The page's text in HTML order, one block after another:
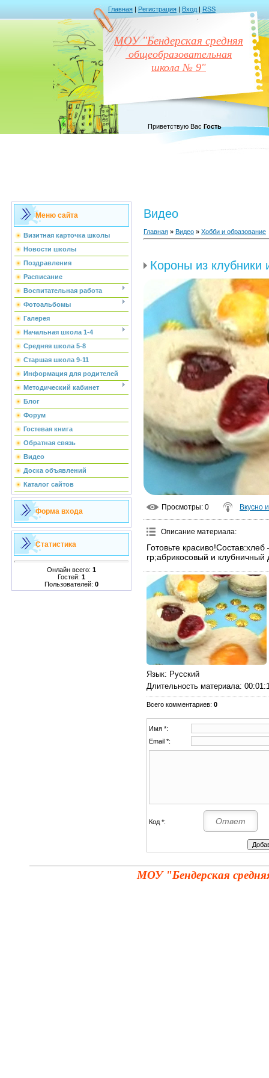
Главная | Регистрация | Вход | RSS
МОУ "Бендерская средняя
общеобразовательная
школа № 9"
Приветствую Вас Гость
Меню сайта
Визитная карточка школы
Новости школы
Поздравления
Расписание
Воспитательная работа
Фотоальбомы
Галерея
Начальная школа 1-4
Средняя школа 5-8
Старшая школа 9-11
Информация для родителей
Методический кабинет
Блог
Форум
Гостевая книга
Обратная связь
Видео
Доска объявлений
Каталог сайтов
Форма входа
Статистика
Онлайн всего: 1
Гостей: 1
Пользователей: 0
Видео
Главная » Видео » Хобби и образование
Короны из клубники
Просмотры: 0 Вкусно
Описание материала:
Готовьте
гр;абрикосовый и клубничный
Язык: Русский
Длительность материала:
Всего комментариев: 0
Имя *:
Email *:
Код *:
МОУ "Бендерская